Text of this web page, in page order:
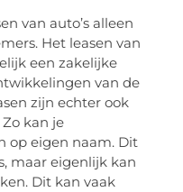
van auto’s alleen
Het leasen van
een zakelijke
van de
zijn echter ook
kan je
op eigen naam. Dit
maar eigenlijk kan
Dit kan vaak